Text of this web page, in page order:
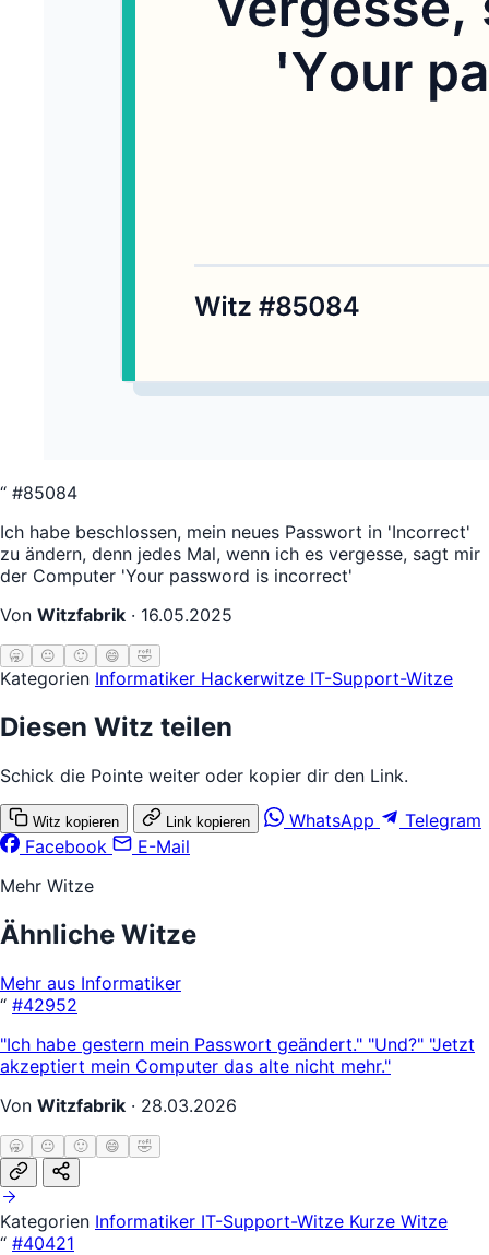
“ #85084
Ich habe beschlossen, mein neues Passwort in 'Incorrect'
zu ändern, denn jedes Mal, wenn ich es vergesse, sagt mir
der Computer 'Your password is incorrect'
Von Witzfabrik · 16.05.2025
🥱 😐 🙂 😄 🤣
Kategorien Informatiker Hackerwitze IT-Support-Witze
Diesen Witz teilen
Schick die Pointe weiter oder kopier dir den Link.
Witz kopieren Link kopieren WhatsApp
Telegram
Facebook
E-Mail
Mehr Witze
Ähnliche Witze
Mehr aus Informatiker
“ #42952
"Ich habe gestern mein Passwort geändert." "Und?" "Jetzt
akzeptiert mein Computer das alte nicht mehr."
Von Witzfabrik · 28.03.2026
🥱 😐 🙂 😄 🤣
Kategorien Informatiker IT-Support-Witze Kurze Witze
“ #40421